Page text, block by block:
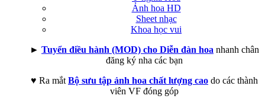
Ảnh hoa HD
Sheet nhạc
Khoa học vui
► Tuyển điều hành (MOD) cho Diễn đàn hoa nhanh chân
đăng ký nha các bạn
♥ Ra mắt Bộ sưu tập ảnh hoa chất lượng cao do các thành
viên VF đóng góp